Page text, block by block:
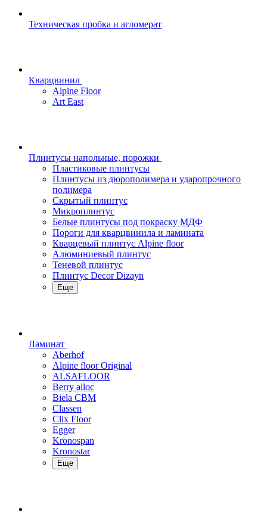
Техническая пробка и агломерат
Кварцвинил
Alpine Floor
Art East
Плинтусы напольные, порожки
Пластиковые плинтусы
Плинтусы из дюрополимера и ударопрочного
полимера
Скрытый плинтус
Микроплинтус
Белые плинтусы под покраску МДФ
Пороги для кварцвинила и ламината
Кварцевый плинтус Alpine floor
Алюминиевый плинтус
Теневой плинтус
Плинтус Decor Dizayn
Еще
Ламинат
Aberhof
Alpine floor Original
ALSAFLOOR
Berry alloc
Biela CBM
Classen
Clix Floor
Egger
Kronospan
Kronostar
Еще